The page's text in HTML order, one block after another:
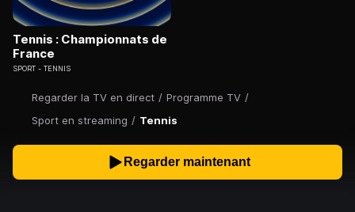
Regarder la TV en direct / Programme TV /
Sport en streaming / Tennis
Tennis : Championnats de
France
SPORT TENNIS
Regarder maintenant